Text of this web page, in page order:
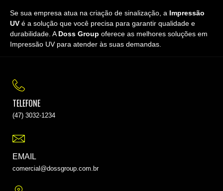
Se sua empresa atua na criação de sinalização, a Impressão
UV é a solução que você precisa para garantir qualidade e
durabilidade. A Doss Group oferece as melhores soluções em
Impressão UV para atender às suas demandas.
TELEFONE
(47) 3032-1234
EMAIL
comercial@dossgroup.com.br